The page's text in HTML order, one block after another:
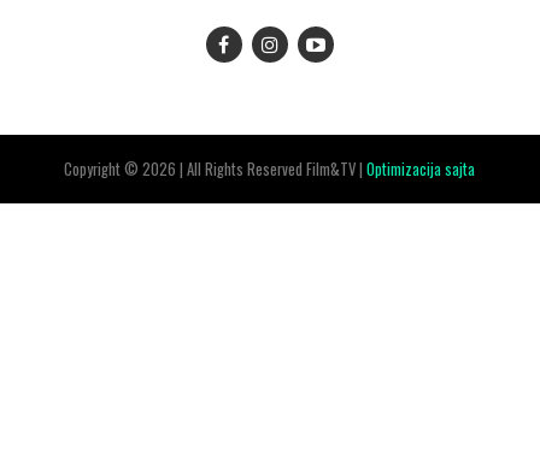
Copyright © 2026 | All Rights Reserved Film&TV |Optimizacija sajta